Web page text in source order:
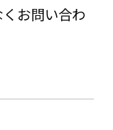
お問い合わ